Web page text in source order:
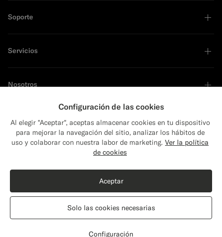
Comprar el look
Blazer de esmoquin Havana negro corte Tailored
Personalizar
Soporte
Servicios
Nosotros
Líder en sostenibilidad
Configuración de las cookies
Al elegir "Aceptar", aceptas almacenar cookies en tu dispositivo
para mejorar la navegación del sitio, analizar los hábitos de
uso y colaborar con nuestra labor de marketing. Ver la política
de cookies
Configuración
Solo las cookies necesarias
Aceptar